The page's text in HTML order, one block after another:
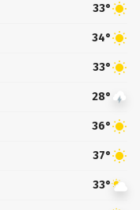
33°
34°
33°
28°
36°
37°
33°